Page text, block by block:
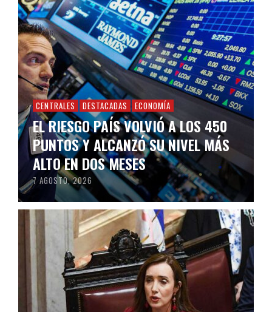
CENTRALES DESTACADAS ECONOMÍA
EL RIESGO PAÍS VOLVIÓ A LOS 450
PUNTOS Y ALCANZÓ SU NIVEL MÁS
ALTO EN DOS MESES
7 AGOSTO, 2026